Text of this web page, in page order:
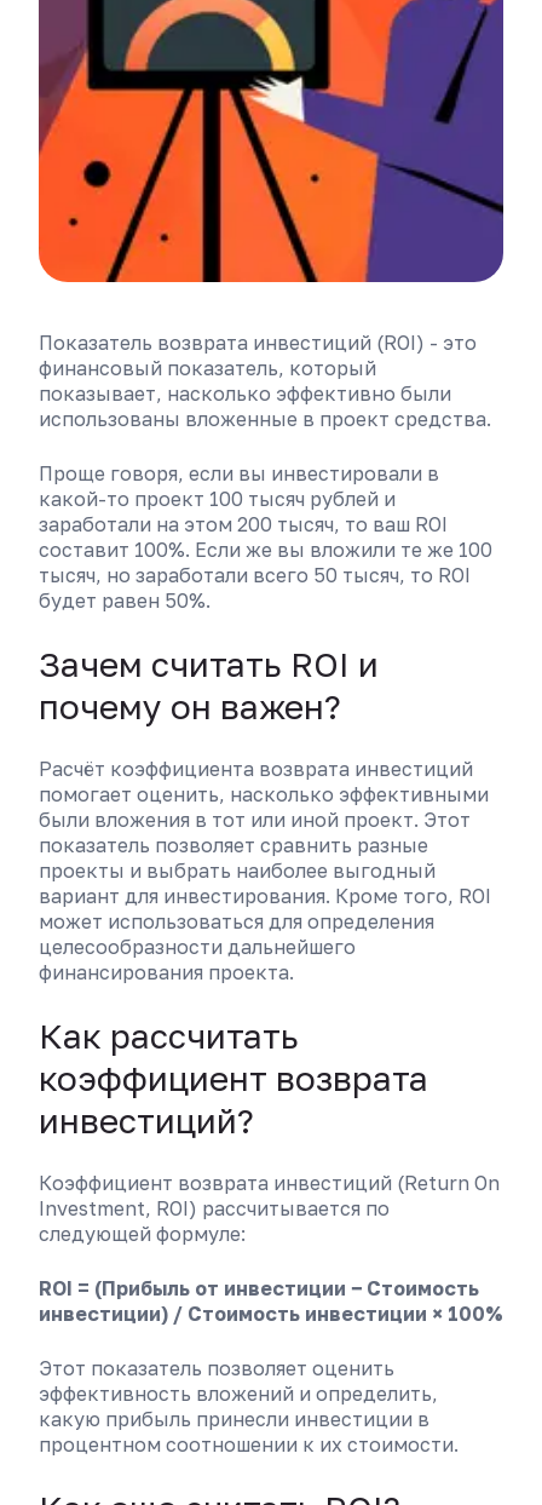
Показатель возврата инвестиций (ROI) - это
финансовый показатель, который
показывает, насколько эффективно были
использованы вложенные в проект средства.
Проще говоря, если вы инвестировали в
какой-то проект 100 тысяч рублей и
заработали на этом 200 тысяч, то ваш ROI
составит 100%. Если же вы вложили те же 100
тысяч, но заработали всего 50 тысяч, то ROI
будет равен 50%.
Зачем считать ROI и
почему он важен?
Расчёт коэффициента возврата инвестиций
помогает оценить, насколько эффективными
были вложения в тот или иной проект. Этот
показатель позволяет сравнить разные
проекты и выбрать наиболее выгодный
вариант для инвестирования. Кроме того, ROI
может использоваться для определения
целесообразности дальнейшего
финансирования проекта.
Как рассчитать
коэффициент возврата
инвестиций?
Коэффициент возврата инвестиций (Return On
Investment, ROI) рассчитывается по
следующей формуле:
ROI = (Прибыль от инвестиции − Стоимость
инвестиции) / Стоимость инвестиции × 100%
Этот показатель позволяет оценить
эффективность вложений и определить,
какую прибыль принесли инвестиции в
процентном соотношении к их стоимости.